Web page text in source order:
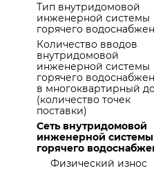
Тип внутридомовой
инженерной системы
горячего
Количество вводов
внутридомовой
инженерной системы
горячего
в многоквартирный
(количество точек
поставки)
Сеть внутридомовой
инженерной системы
горячего
Физический износ